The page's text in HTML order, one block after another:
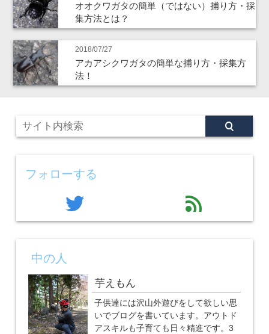
オオクワガタの簡単（ではない）捕り方・採
集方法とは？
2018/07/27
アカアシクワガタの簡単な捕り方・採集方
法！
フォローする
twitter feed
中の人
芋えもん
子供達には沢山外遊びをして欲しい思
いでブログを書いています。アウトド
アスキルも子育ても日々精進です。3